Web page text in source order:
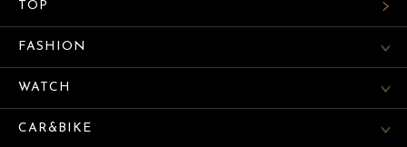
TOP
FASHION
WATCH
CAR&BIKE